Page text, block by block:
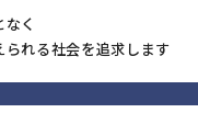
く
れる社会を追求します